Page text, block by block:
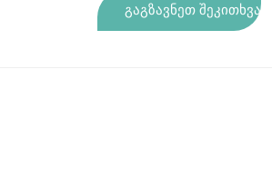
გაგზავნეთ შეკითხვა